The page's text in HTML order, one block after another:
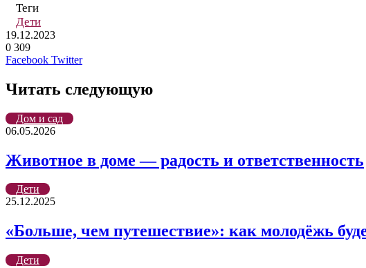
Теги
Дети
19.12.2023
0 309
Facebook TwitterLinkedIn
Tumblr
Reddit
Вконтакте
Одноклассники
Skype
Messenger
Messenger
WhatsApp
Telegram
Viber
Line
Поделиться
почту
Печатать
Читать следующую
Дом и сад
06.05.2026
Животное в доме — радость и ответственность
Дети
25.12.2025
«Больше, чем путешествие»: как молодёжь
Дети